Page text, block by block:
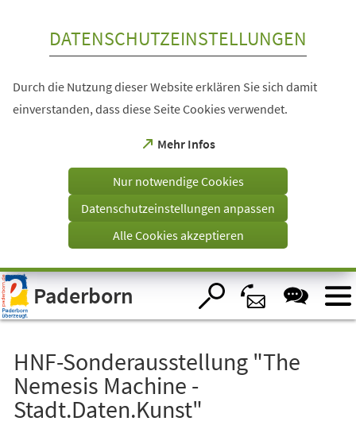
Visuelle
Assistenzsoftware
öffnen.
DATENSCHUTZEINSTELLUNGEN
Durch die Nutzung dieser Website erklären Sie sich damit
einverstanden, dass diese Seite Cookies verwendet.
Mehr Infos
(Öffnet
einem
Tab)
Nur notwendige Cookies
Datenschutzeinstellungen anpassen
Alle Cookies akzeptieren
Paderborn
HNF-Sonderausstellung "The
Nemesis Machine -
Stadt.Daten.Kunst"